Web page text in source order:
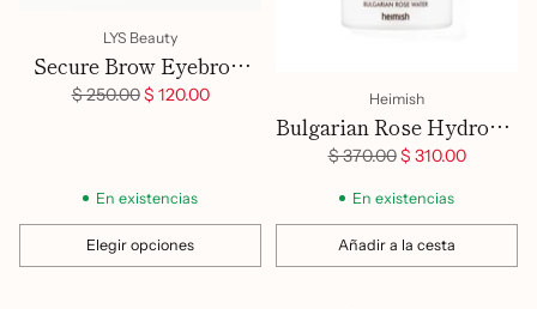
LYS Beauty
Secure Brow Eyebrow
Pencil
Precio
$ 250.00$ 120.00
En existencias
Elegir opciones
Cantidad
Heimish
Bulgarian Rose Hydrogel
Eye Patch 60ea
Precio
$ 370.00$ 310.00
En existencias
Añadir a la cesta
Cantidad